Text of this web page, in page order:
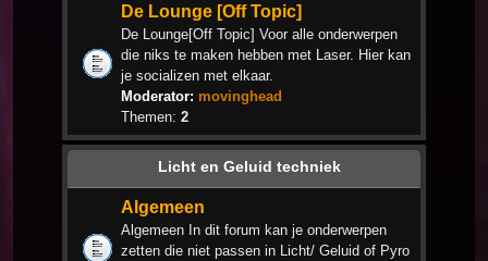
De Lounge [Off Topic]
De Lounge[Off Topic] Voor alle onderwerpen
die niks te maken hebben met Laser. Hier kan
je socializen met elkaar.
Moderator: movinghead
Themen: 2
Licht en Geluid techniek
Algemeen
Algemeen In dit forum kan je onderwerpen
zetten die niet passen in Licht/ Geluid of Pyro